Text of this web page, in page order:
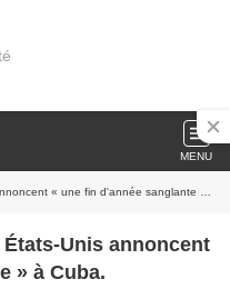
MENU
« une fin d'année sanglante » à Cuba.
Unis annoncent
» à Cuba.